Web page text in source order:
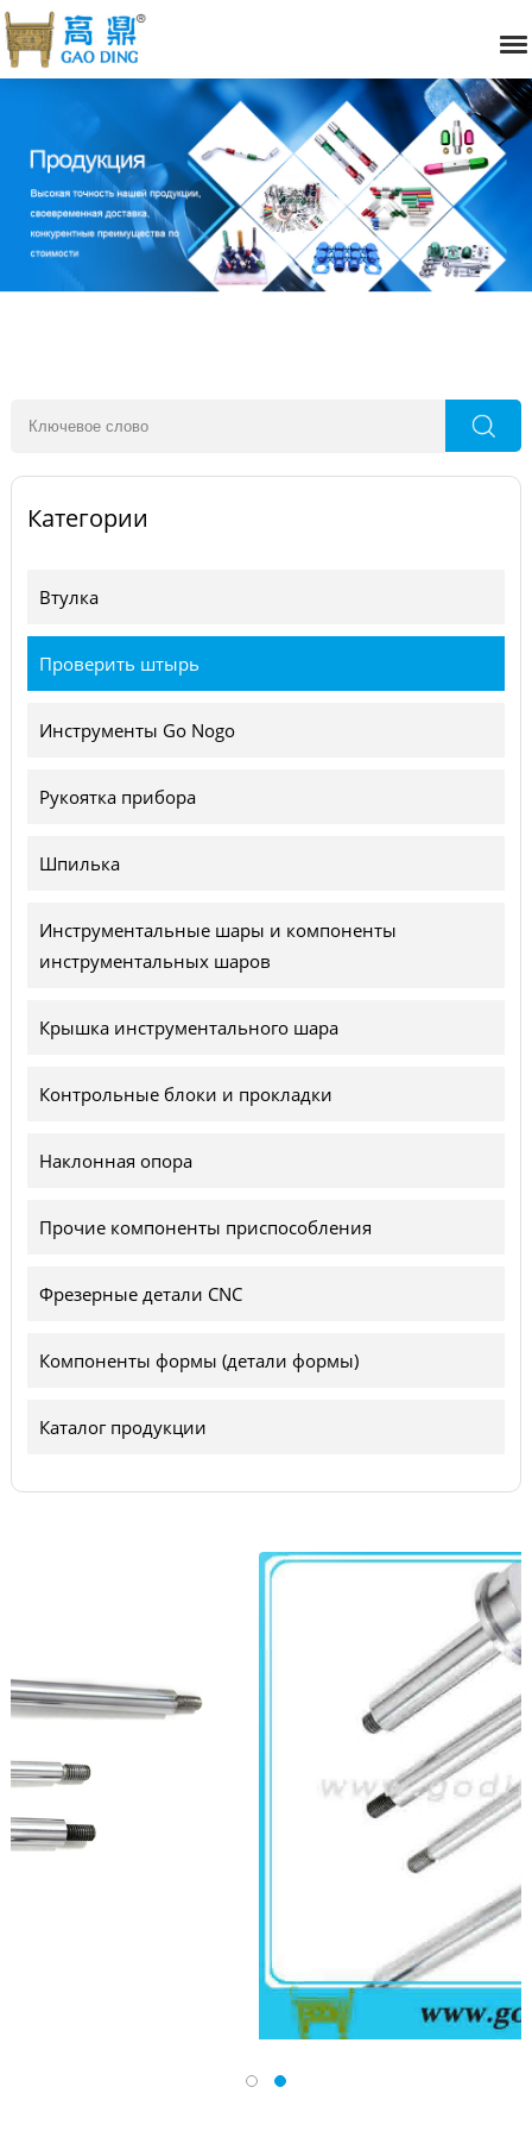
Категории
Втулка
Проверить штырь
Инструменты Go Nogo
Рукоятка прибора
Шпилька
Инструментальные шары и компоненты
инструментальных шаров
Крышка инструментального шара
Контрольные блоки и прокладки
Наклонная опора
Прочие компоненты приспособления
Фрезерные детали CNC
Компоненты формы (детали формы)
Каталог продукции